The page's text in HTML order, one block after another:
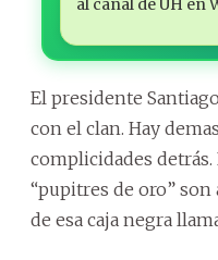
al canal de ÚH en
El presidente
con el clan. Hay
complicidades
“pupitres de oro”
de esa caja negra